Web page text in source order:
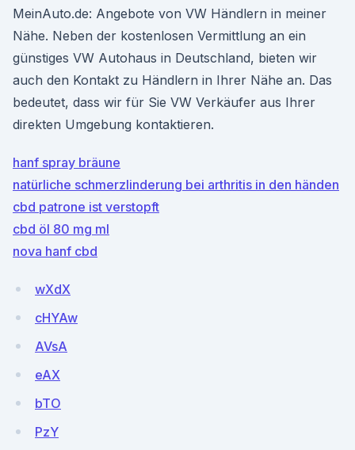
MeinAuto.de: Angebote von VW Händlern in meiner
Nähe. Neben der kostenlosen Vermittlung an ein
günstiges VW Autohaus in Deutschland, bieten wir
auch den Kontakt zu Händlern in Ihrer Nähe an. Das
bedeutet, dass wir für Sie VW Verkäufer aus Ihrer
direkten Umgebung kontaktieren.
hanf spray bräune
natürliche schmerzlinderung bei arthritis in den händen
cbd patrone ist verstopft
cbd öl 80 mg ml
nova hanf cbd
wXdX
cHYAw
AVsA
eAX
bTO
PzY